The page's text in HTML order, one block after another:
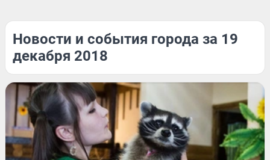
Новости и события города за 19
декабря 2018